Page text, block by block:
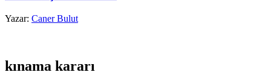
Yazar: Caner Bulut
kınama kararı